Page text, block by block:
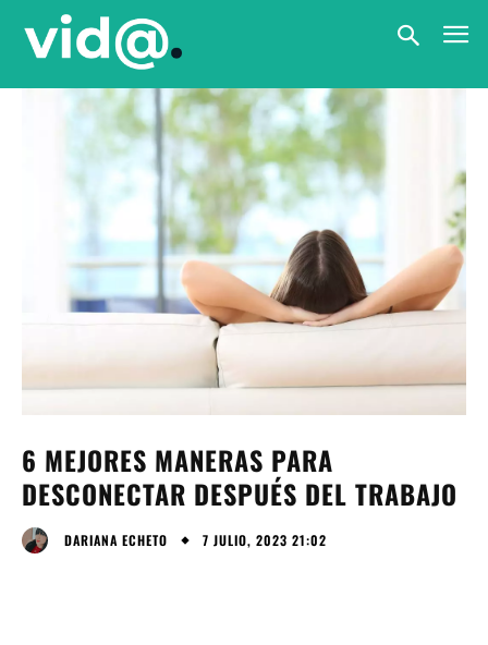
6 MEJORES MANERAS PARA
DESCONECTAR DESPUÉS DEL TRABAJO
DARIANA ECHETO 7 JULIO, 2023 21:02